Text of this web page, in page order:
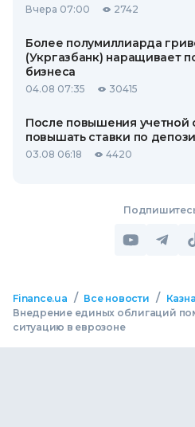
Вчера 07:00 2742
Более полумиллиарда
(Укргазбанк) наращивает
бизнеса
04.08 07:35 30415
После повышения учетной
повышать ставки по
03.08 06:18 4420
Finance.ua / Все новости /
Внедрение единых облигаций
ситуацию в еврозоне